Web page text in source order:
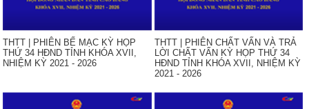
THTT | PHIÊN BẾ MẠC KỲ HỌP
THỨ 34 HĐND TỈNH KHÓA XVII,
NHIỆM KỲ 2021 - 2026
THTT | PHIÊN CHẤT VẤN VÀ TRẢ
LỜI CHẤT VẤN KỲ HỌP THỨ 34
HĐND TỈNH KHÓA XVII, NHIỆM KỲ
2021 - 2026